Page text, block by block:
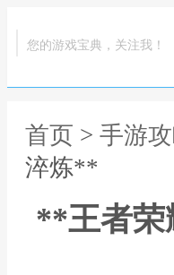
您的游戏宝典，关注我！
首页 > 手游
淬炼**
**王者荣